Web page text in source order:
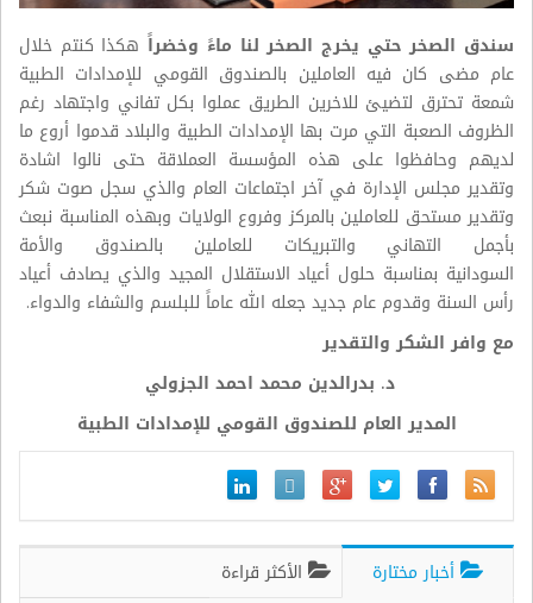
سندق الصخر حتي يخرج الصخر لنا ماءً وخضراًهكذا كنتم خلال
عام مضى كان فيه العاملين بالصندوق القومي للإمدادات الطبية
شمعة تحترق لتضيئ للاخرين الطريق عملوا بكل تفاني واجتهاد رغم
الظروف الصعبة التي مرت بها الإمدادات الطبية والبلاد قدموا أروع ما
لديهم وحافظوا على هذه المؤسسة العملاقة حتى نالوا اشادة
وتقدير مجلس الإدارة في آخر اجتماعات العام والذي سجل صوت شكر
وتقدير مستحق للعاملين بالمركز وفروع الولايات وبهذه المناسبة نبعث
بأجمل التهاني والتبريكات للعاملين بالصندوق والأمة
السودانية بمناسبة حلول أعياد الاستقلال المجيد والذي يصادف أعياد
رأس السنة وقدوم عام جديد جعله الله عاماً للبلسم والشفاء والدواء.
مع وافر الشكر والتقدير
د. بدرالدين محمد احمد الجزولي
المدير العام للصندوق القومي للإمدادات الطبية
أخبار مختارة الأكثر قراءة